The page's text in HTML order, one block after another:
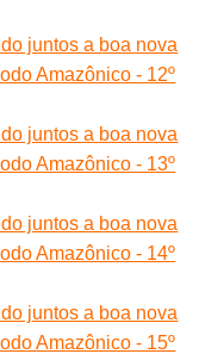
juntos a boa nova
Amazônico - 12º
juntos a boa nova
Amazônico - 13º
juntos a boa nova
Amazônico - 14º
juntos a boa nova
Amazônico - 15º